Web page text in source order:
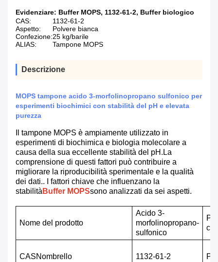
Evidenziare: Buffer MOPS, 1132-61-2, Buffer biologico
CAS:
1132-61-2
Aspetto:
Polvere bianca
Confezione:25 kg/barile
ALIAS:
Tampone MOPS
Descrizione
MOPS tampone acido 3-morfolinopropano sulfonico per
esperimenti biochimici con stabilità del pH e elevata
purezza
Il tampone MOPS è ampiamente utilizzato in
esperimenti di biochimica e biologia molecolare a
causa della sua eccellente stabilità del pH.La
comprensione di questi fattori può contribuire a
migliorare la riproducibilità sperimentale e la qualità
dei dati.. I fattori chiave che influenzano la
stabilitàBuffer MOPSsono analizzati da sei aspetti.
Nome del prodotto
Acido 3-
morfolinopropano-
sulfonico
CASNombrello 1132-61-2 P